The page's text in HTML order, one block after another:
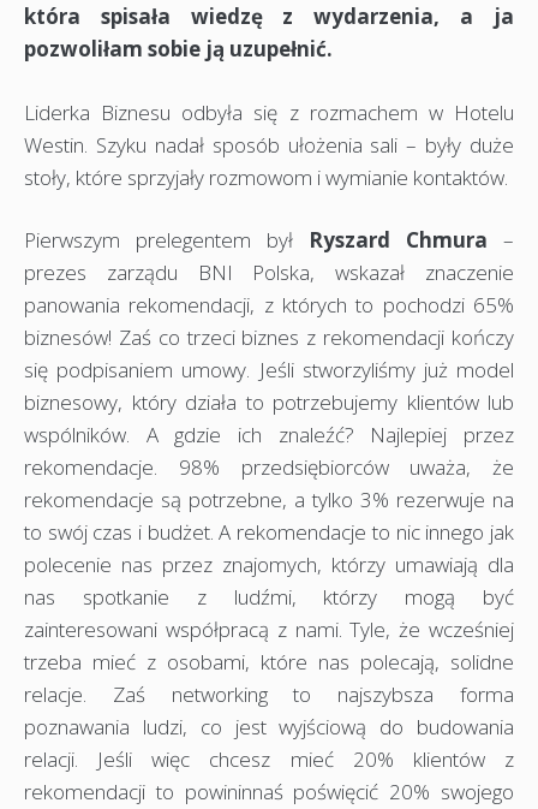
która spisała wiedzę z wydarzenia, a ja
pozwoliłam sobie ją uzupełnić.
Liderka Biznesu odbyła się z rozmachem w Hotelu
Westin. Szyku nadał sposób ułożenia sali – były duże
stoły, które sprzyjały rozmowom i wymianie kontaktów.
Pierwszym prelegentem był Ryszard Chmura –
prezes zarządu BNI Polska, wskazał znaczenie
panowania rekomendacji, z których to pochodzi 65%
biznesów! Zaś co trzeci biznes z rekomendacji kończy
się podpisaniem umowy. Jeśli stworzyliśmy już model
biznesowy, który działa to potrzebujemy klientów lub
wspólników. A gdzie ich znaleźć? Najlepiej przez
rekomendacje. 98% przedsiębiorców uważa, że
rekomendacje są potrzebne, a tylko 3% rezerwuje na
to swój czas i budżet. A rekomendacje to nic innego jak
polecenie nas przez znajomych, którzy umawiają dla
nas spotkanie z ludźmi, którzy mogą być
zainteresowani współpracą z nami. Tyle, że wcześniej
trzeba mieć z osobami, które nas polecają, solidne
relacje. Zaś networking to najszybsza forma
poznawania ludzi, co jest wyjściową do budowania
relacji. Jeśli więc chcesz mieć 20% klientów z
rekomendacji to powininnaś poświęcić 20% swojego